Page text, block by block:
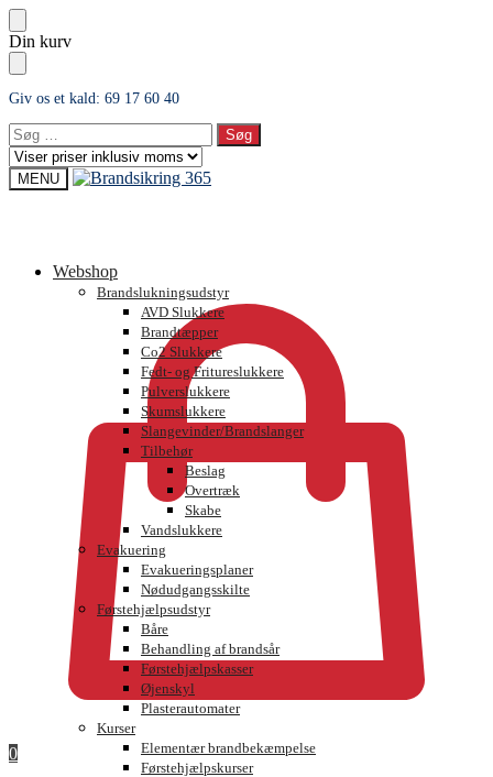
Skip
to
navigation
Skip
to
content
Din kurv
Giv os et kald: 69 17 60 40
Søg
efter:
MENU
0
Webshop
Brandslukningsudstyr
AVD Slukkere
Brandtæpper
Co2 Slukkere
Fedt- og Fritureslukkere
Pulverslukkere
Skumslukkere
Slangevinder/Brandslanger
Tilbehør
Beslag
Overtræk
Skabe
Vandslukkere
Evakuering
Evakueringsplaner
Nødudgangsskilte
Førstehjælpsudstyr
Båre
Behandling af brandsår
Førstehjælpskasser
Øjenskyl
Plasterautomater
Kurser
Elementær brandbekæmpelse
Førstehjælpskurser